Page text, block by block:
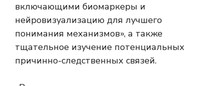
включающими биомаркеры и
нейровизуализацию для лучшего
понимания механизмов», а также
тщательное изучение потенциальных
причинно-следственных связей.